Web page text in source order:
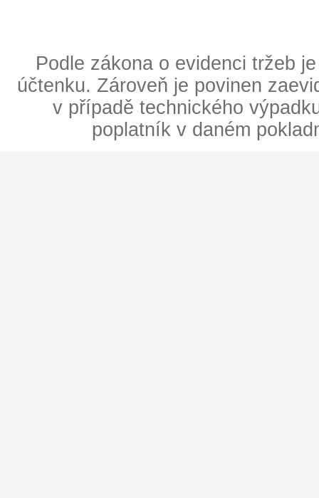
Podle zákona o evidenci tržeb
účtenku. Zároveň je povinen
v případě technického
poplatník v daném